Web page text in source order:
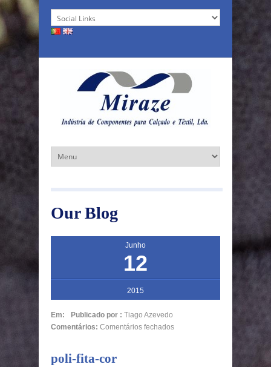
Our Blog
Junho
12
2015
Em: Publicado por : Tiago Azevedo
Comentários: Comentários fechados
poli-fita-cor